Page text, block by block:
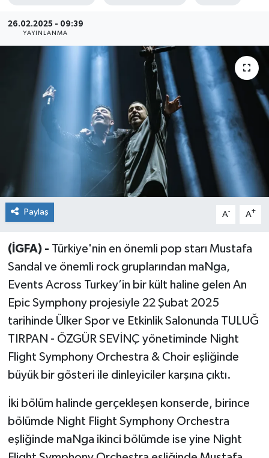
26.02.2025 - 09:39
YAYINLANMA
Paylaş A- A+
(İGFA) - Türkiye'nin en önemli pop starı Mustafa
Sandal ve önemli rock gruplarından maNga,
Events Across Turkey’in bir kült haline gelen An
Epic Symphony projesiyle 22 Şubat 2025
tarihinde Ülker Spor ve Etkinlik Salonunda TULUĞ
TIRPAN - ÖZGÜR SEVİNÇ yönetiminde Night
Flight Symphony Orchestra & Choir eşliğinde
büyük bir gösteri ile dinleyiciler karşına çıktı.
İki bölüm halinde gerçekleşen konserde, birince
bölümde Night Flight Symphony Orchestra
eşliğinde maNga ikinci bölümde ise yine Night
Magazin
Siyaset
Haber Arşivi